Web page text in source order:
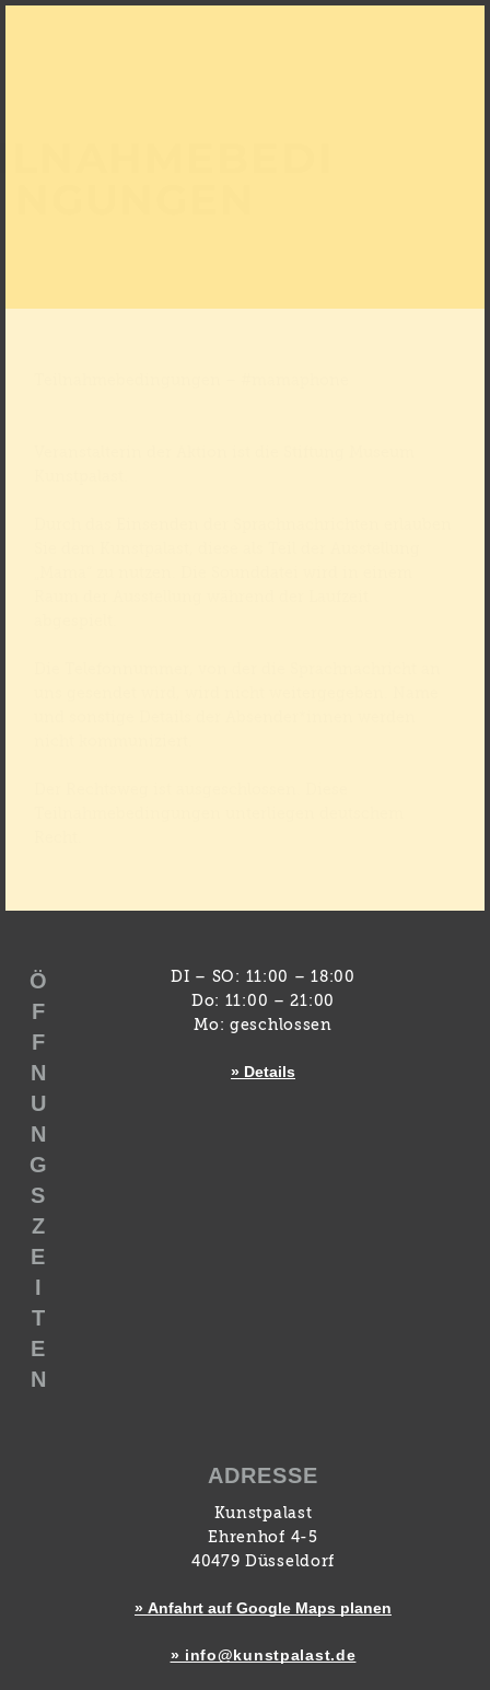
Ö
F
F
N
U
N
G
S
Z
E
I
T
E
N
DI – SO: 11:00 – 18:00
Do: 11:00 – 21:00
Mo: geschlossen
» Details
ADRESSE
Kunstpalast
Ehrenhof 4-5
40479 Düsseldorf
» Anfahrt auf Google Maps planen
» info@kunstpalast.de